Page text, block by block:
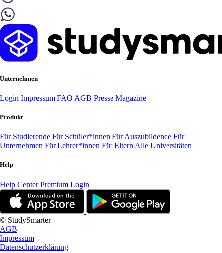
Unternehmen
Login Impressum FAQ AGB Presse Magazine
Produkt
Für Studierende Für Schüler*innen Für Auszubildende Für
Unternehmen Für Lehrer*innen Für Eltern Alle Universitäten
Help
Help CenterPremium Login
© StudySmarter
AGB
Impressum
Datenschutzerklärung